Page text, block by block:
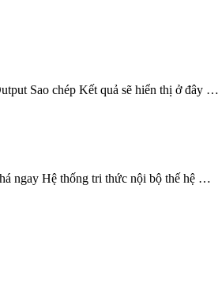
Sao chép Kết quả sẽ hiển thị ở đây …
ngay Hệ thống tri thức nội bộ thế hệ …